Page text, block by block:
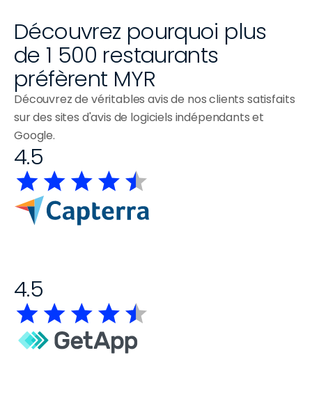
Découvrez pourquoi plus
de 1 500 restaurants
préfèrent MYR
Découvrez de véritables avis de nos clients satisfaits
sur des sites d'avis de logiciels indépendants et
Google.
4.5
4.5